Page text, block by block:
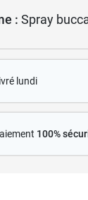
: Spray
lundi
100%